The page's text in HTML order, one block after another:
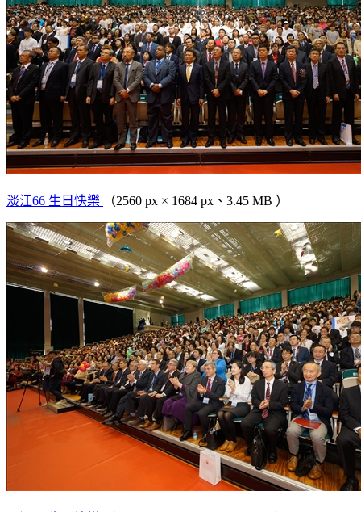
淡江66 生日快樂 （2560 px × 1684 px、3.45 MB ）